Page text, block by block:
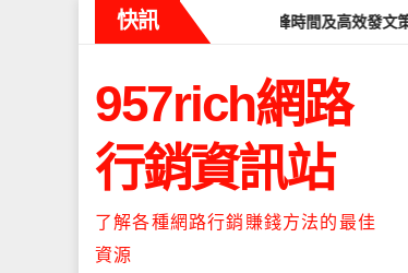
快訊
時候流量最高？流量高峰時間及高效發文策略攻略
957rich網路
行銷資訊站
了解各種網路行銷賺錢方法的最佳
資源